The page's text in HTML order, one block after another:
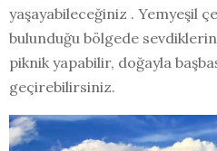
yaşayabileceğiniz . Yemyeşil
bulunduğu bölgede
piknik yapabilir, doğayla
geçirebilirsiniz.